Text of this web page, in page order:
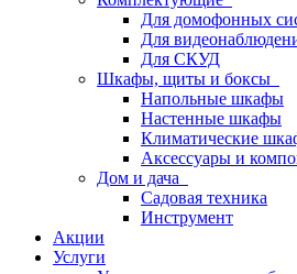
Для домофонных
Для
Для СКУД
Шкафы, щиты и боксы
Напольные шкафы
Настенные шкафы
Климатические
Аксессуары и
Дом и дача
Садовая техника
Инструмент
Акции
Услуги